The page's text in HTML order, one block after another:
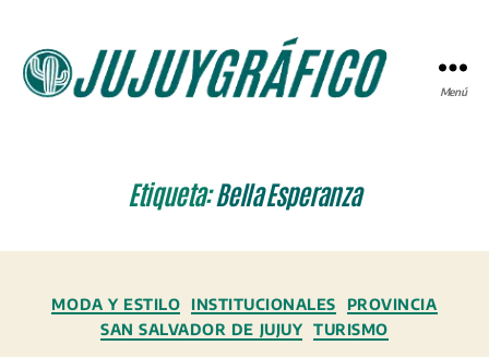
Menú
Etiqueta:Bella Esperanza
Categorías
MODA Y ESTILO INSTITUCIONALES
PROVINCIA
SAN SALVADOR DE JUJUY TURISMO